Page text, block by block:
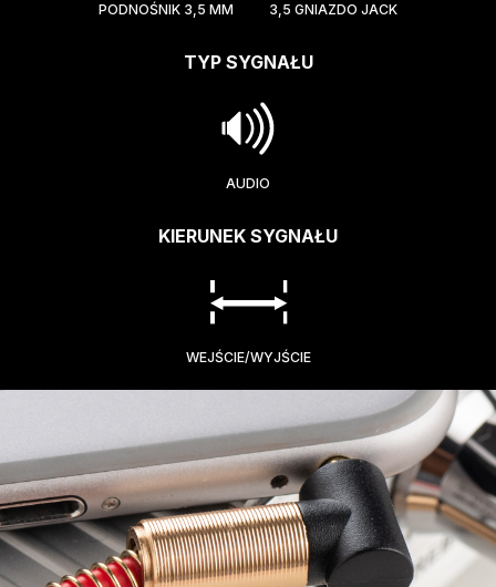
PODNOŚNIK 3,5 MM 3,5 GNIAZDO JACK
TYP SYGNAŁU
AUDIO
KIERUNEK SYGNAŁU
WEJŚCIE/WYJŚCIE